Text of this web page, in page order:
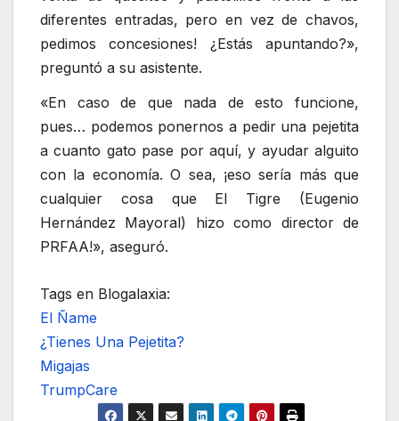
diferentes entradas, pero en vez de chavos,
pedimos concesiones! ¿Estás apuntando?»,
preguntó a su asistente.
«En caso de que nada de esto funcione,
pues… podemos ponernos a pedir una pejetita
a cuanto gato pase por aquí, y ayudar alguito
con la economía. O sea, ¡eso sería más que
cualquier cosa que El Tigre (Eugenio
Hernández Mayoral) hizo como director de
PRFAA!», aseguró.
Tags en Blogalaxia:
El Ñame
¿Tienes Una Pejetita?
Migajas
TrumpCare